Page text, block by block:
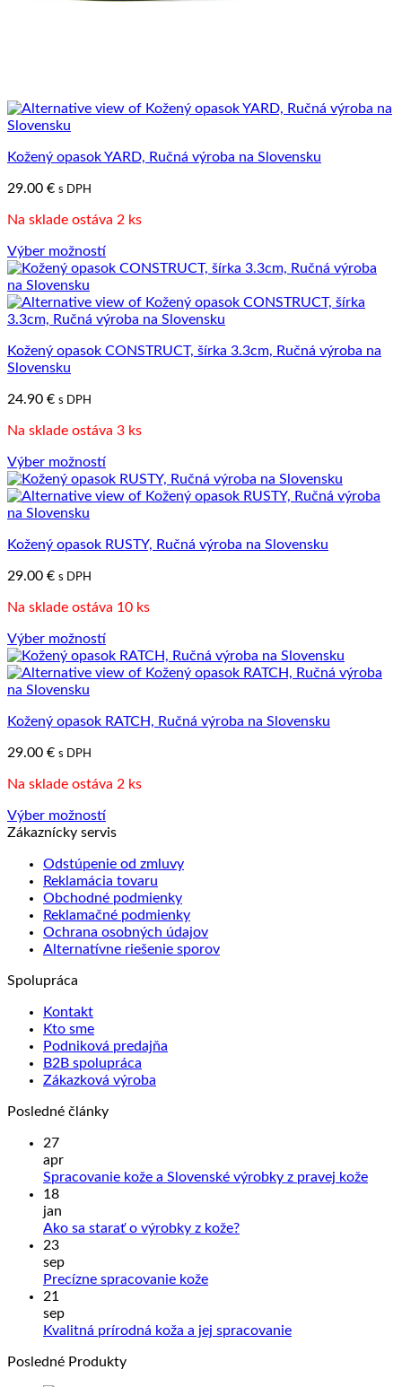
Kožený opasok YARD, Ručná výroba na Slovensku
29.00 € s DPH
Na sklade ostáva 2 ks
Výber možností
Tento
produkt
má
viacero
Možnosti
si
vybrať
stránke
produktu.
Kožený opasok CONSTRUCT, šírka 3.3cm, Ručná výroba na
Slovensku
24.90 € s DPH
Na sklade ostáva 3 ks
Výber možností
Tento
produkt
má
variantov.
si
vybrať
na
stránke
produktu.
Kožený opasok RUSTY, Ručná výroba na Slovensku
29.00 € s DPH
Na sklade ostáva 10 ks
Výber možností
Tento
produkt
má
variantov.
si
vybrať
na
stránke
Kožený opasok RATCH, Ručná výroba na Slovensku
29.00 € s DPH
Na sklade ostáva 2 ks
Výber možností
Tento
viacero
variantov.
Možnosti
môžete
na
produktu.
Zákaznícky servis
Odstúpenie od zmluvy
Reklamácia tovaru
Obchodné podmienky
Reklamačné podmienky
Ochrana osobných údajov
Alternatívne riešenie sporov
Spolupráca
Kontakt
Kto sme
Podniková predajňa
B2B spolupráca
Zákazková výroba
Posledné články
27
apr
Spracovanie kože a Slovenské výrobky z pravej kože
18
jan
Ako sa starať o výrobky z kože?Žiadne
o
23
sep
Precízne spracovanie kožeŽiadne
Precízne
21
sep
Kvalitná prírodná koža a jej spracovanieŽiadne
Posledné Produkty